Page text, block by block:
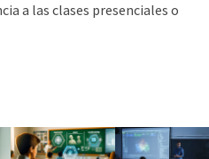
a las clases presenciales o